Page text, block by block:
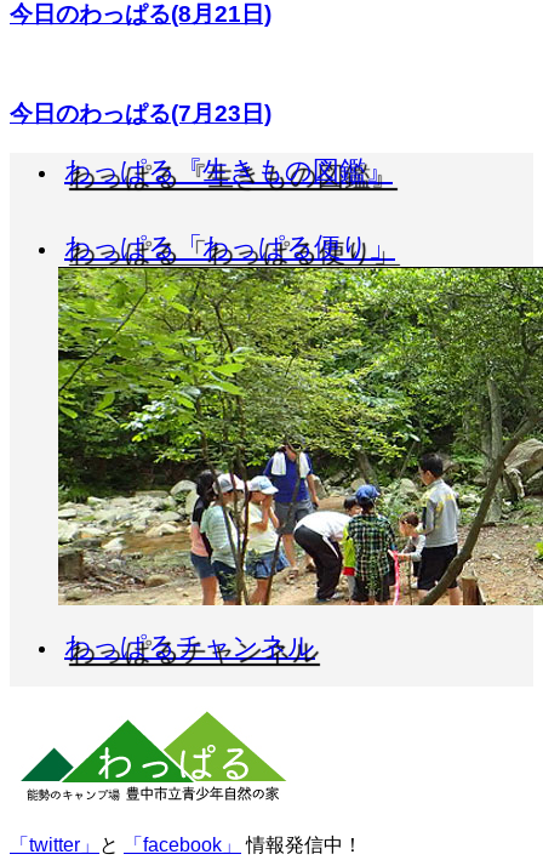
今日のわっぱる(8月21日)
今日のわっぱる(7月23日)
わっぱる『生きもの図鑑』
わっぱる「わっぱる便り」
わっぱるチャンネル
「twitter」 と 「facebook」
情報発信中！